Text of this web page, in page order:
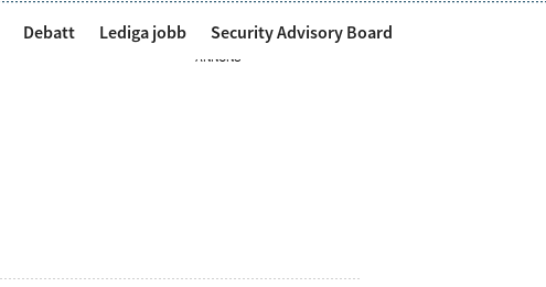
Debatt Lediga jobb Security Advisory Board
ANNONS